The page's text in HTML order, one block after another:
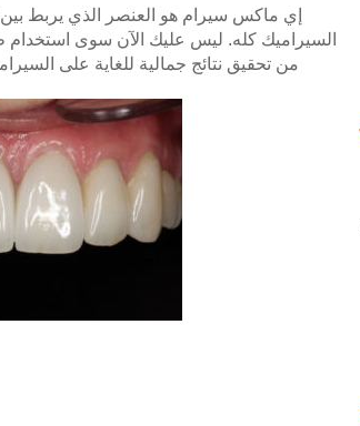
السيراميك كله. ليس عليك الآن سوى
من تحقيق نتائج جمالية للغاية على